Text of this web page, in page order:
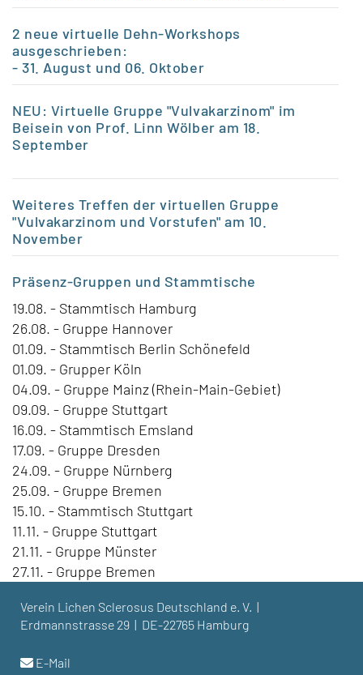
2 neue virtuelle Dehn-Workshops
ausgeschrieben:
- 31. August und 06. Oktober
NEU: Virtuelle Gruppe "Vulvakarzinom" im
Beisein von Prof. Linn Wölber am 18.
September
Weiteres Treffen der virtuellen Gruppe
"Vulvakarzinom und Vorstufen" am 10.
November
Präsenz-Gruppen und Stammtische
19.08. - Stammtisch Hamburg
26.08. - Gruppe Hannover
01.09. - Stammtisch Berlin Schönefeld
01.09. - Grupper Köln
04.09. - Gruppe Mainz (Rhein-Main-Gebiet)
09.09. - Gruppe Stuttgart
16.09. - Stammtisch Emsland
17.09. - Gruppe Dresden
24.09. - Gruppe Nürnberg
25.09. - Gruppe Bremen
15.10. - Stammtisch Stuttgart
11.11. - Gruppe Stuttgart
21.11. - Gruppe Münster
27.11. - Gruppe Bremen
Verein Lichen Sclerosus Deutschland e. V. |
Erdmannstrasse 29 | DE-22765 Hamburg
E-Mail